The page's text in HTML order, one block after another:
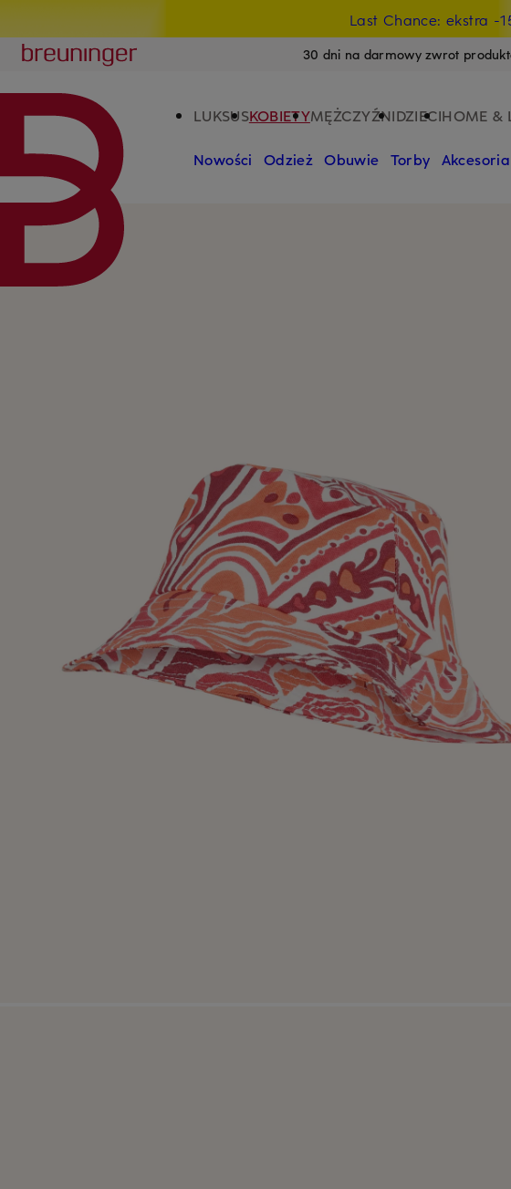
Last Chance: ekstra -
Breuninger
30 dni na darmowy zwrot
LUKSUSKOBIETYMĘŻCZYŹNIDZIECIHOME &
Nowości Odzież Obuwie Torby Akcesoria